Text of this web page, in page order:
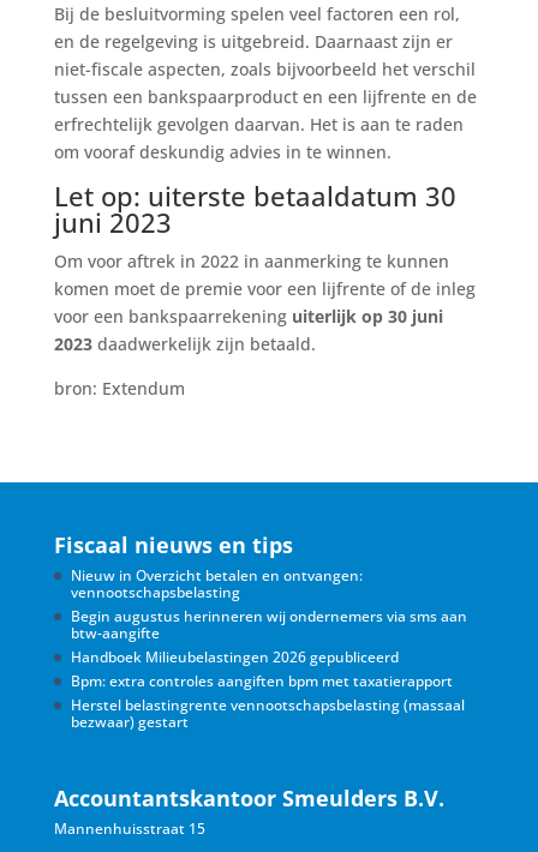
Bij de besluitvorming spelen veel factoren een rol,
en de regelgeving is uitgebreid. Daarnaast zijn er
niet-fiscale aspecten, zoals bijvoorbeeld het verschil
tussen een bankspaarproduct en een lijfrente en de
erfrechtelijk gevolgen daarvan. Het is aan te raden
om vooraf deskundig advies in te winnen.
Let op: uiterste betaaldatum 30
juni 2023
Om voor aftrek in 2022 in aanmerking te kunnen
komen moet de premie voor een lijfrente of de inleg
voor een bankspaarrekening uiterlijk op 30 juni
2023daadwerkelijk zijn betaald.
bron: Extendum
Fiscaal nieuws en tips
Nieuw in Overzicht betalen en ontvangen:
vennootschapsbelasting
Begin augustus herinneren wij ondernemers via sms aan
btw-aangifte
Handboek Milieubelastingen 2026 gepubliceerd
Bpm: extra controles aangiften bpm met taxatierapport
Herstel belastingrente vennootschapsbelasting (massaal
bezwaar) gestart
Accountantskantoor Smeulders B.V.
Mannenhuisstraat 15